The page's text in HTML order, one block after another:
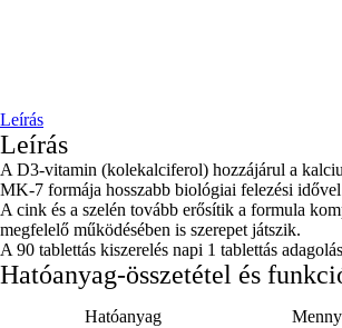
Leírás
Leírás
A D3-vitamin (kolekalciferol) hozzájárul a
MK-7 formája hosszabb biológiai felezési
A cink és a szelén tovább erősítik a formula
megfelelő működésében is szerepet játszik.
A 90 tablettás kiszerelés napi 1 tablettás
Hatóanyag-összetétel és
Hatóanyag